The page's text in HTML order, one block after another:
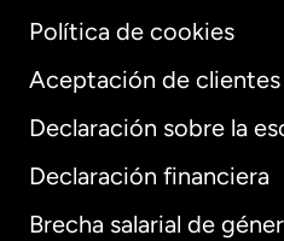
Política de cookies
Aceptación de clientes
Declaración sobre la
Declaración financiera
Brecha salarial de
Internacional